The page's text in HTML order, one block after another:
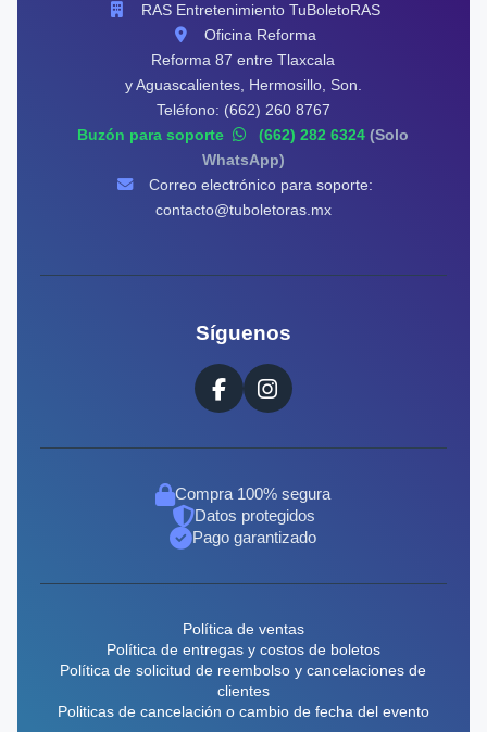
RAS Entretenimiento TuBoletoRAS
Oficina Reforma
Reforma 87 entre Tlaxcala
y Aguascalientes, Hermosillo, Son.
Teléfono: (662) 260 8767
Buzón para soporte
(662) 282 6324(Solo
WhatsApp)
Correo electrónico para soporte:
contacto@tuboletoras.mx
Síguenos
Compra 100% segura
Datos protegidos
Pago garantizado
Política de ventas
Política de entregas y costos de boletos
Política de solicitud de reembolso y cancelaciones de
clientes
Politicas de cancelación o cambio de fecha del evento